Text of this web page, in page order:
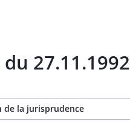
27.11.1992
la jurisprudence